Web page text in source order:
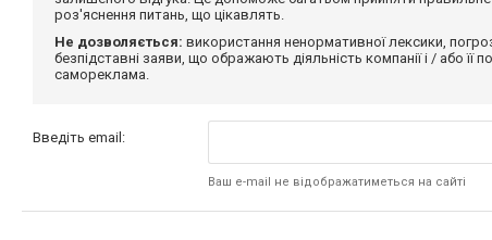
роз'яснення питань, що цікавлять.
Не дозволяється: використання ненормативної лексики,
безпідставні заяви, що ображають діяльність компанії і / або
самореклама.
Введіть email:
Ваш e-mail не відображатиметься на сайті